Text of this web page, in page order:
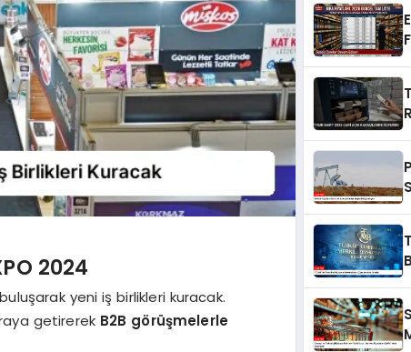
2024
yeni iş birlikleri kuracak.
getirerek B2B görüşmelerle